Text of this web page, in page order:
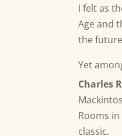
I felt as
Age and
the
Yet
Charles
Rooms
classic.